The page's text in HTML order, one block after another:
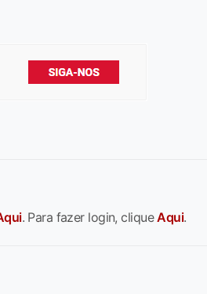
. Para fazer login, cliqueAqui.